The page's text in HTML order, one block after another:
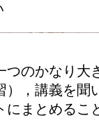
つのかなり大
），講義を聞
にまとめるこ